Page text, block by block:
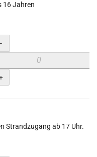
16 Jahren
-
Strandzugang ab 17 Uhr.